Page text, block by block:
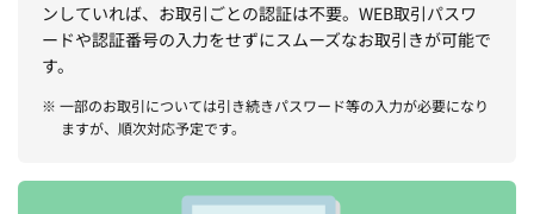
ンしていれば、お取引ごとの認証は不要。WEB取引パスワ
ードや認証番号の入力をせずにスムーズなお取引きが可能で
す。
※ 一部のお取引については引き続きパスワード等の入力が必要になり
ますが、順次対応予定です。